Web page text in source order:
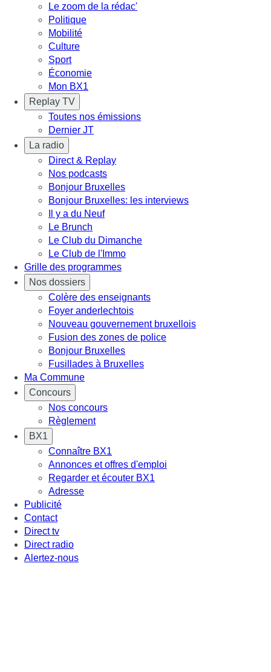
Le zoom de la rédac'
Politique
Mobilité
Culture
Sport
Économie
Mon BX1
Replay TV
Toutes nos émissions
Dernier JT
La radio
Direct & Replay
Nos podcasts
Bonjour Bruxelles
Bonjour Bruxelles: les interviews
Il y a du Neuf
Le Brunch
Le Club du Dimanche
Le Club de l'Immo
Grille des programmes
Nos dossiers
Colère des enseignants
Foyer anderlechtois
Nouveau gouvernement bruxellois
Fusion des zones de police
Bonjour Bruxelles
Fusillades à Bruxelles
Ma Commune
Concours
Nos concours
Règlement
BX1
Connaître BX1
Annonces et offres d'emploi
Regarder et écouter BX1
Adresse
Publicité
Contact
Direct tv
Direct radio
Alertez-nous